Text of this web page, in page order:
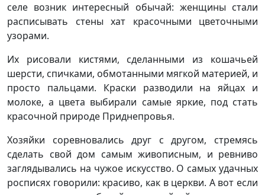
селе возник интересный обычай: женщины стали
расписывать стены хат красочными цветочными
узорами.
Их рисовали кистями, сделанными из кошачьей
шерсти, спичками, обмотанными мягкой материей, и
просто пальцами. Краски разводили на яйцах и
молоке, а цвета выбирали самые яркие, под стать
красочной природе Приднепровья.
Хозяйки соревновались друг с другом, стремясь
сделать свой дом самым живописным, и ревниво
заглядывались на чужое искусство. О самых удачных
росписях говорили: красиво, как в церкви. А вот если